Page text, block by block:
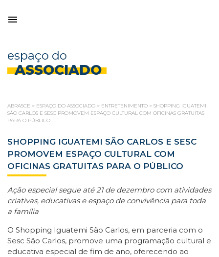
espaço do
ASSOCIADO
ABRASCE > ESPAÇO DO ASSOCIADO > ENTRETENIMENTO > SHOPPING IGUATEMI
SÃO CARLOS E SESC PROMOVEM ESPAÇO CULTURAL COM OFICINAS GRATUITAS
PARA O PÚBLICO
SHOPPING IGUATEMI SÃO CARLOS E SESC
PROMOVEM ESPAÇO CULTURAL COM
OFICINAS GRATUITAS PARA O PÚBLICO
Ação especial segue até 21 de dezembro com atividades
criativas, educativas e espaço de convivência para toda
a família
O Shopping Iguatemi São Carlos, em parceria com o
Sesc São Carlos, promove uma programação cultural e
educativa especial de fim de ano, oferecendo ao